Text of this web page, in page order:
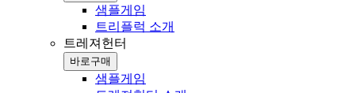
샘플게임
트리플럭 소개
트레져헌터
바로구매
샘플게임